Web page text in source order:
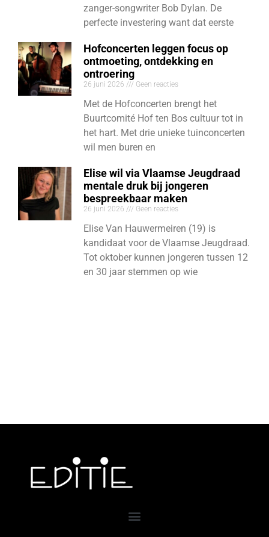
zanger-songwriter Bob Dylan. De
perfecte investering want dat eerste
Hofconcerten leggen focus op
ontmoeting, ontdekking en
ontroering
26 juni 2026 Geen reacties
Met de Hofconcerten brengt het
Buurtcomité Hof ten Bos cultuur tot in
het hart. Met drie unieke tuinconcerten
wil men buren en
Elise wil via Vlaamse Jeugdraad
mentale druk bij jongeren
bespreekbaar maken
26 juni 2026 Geen reacties
Elise Van Hauwermeiren (19) is
kandidaat voor de Vlaamse Jeugdraad.
Tot oktober kunnen jongeren tussen 12
en 30 jaar stemmen op wie